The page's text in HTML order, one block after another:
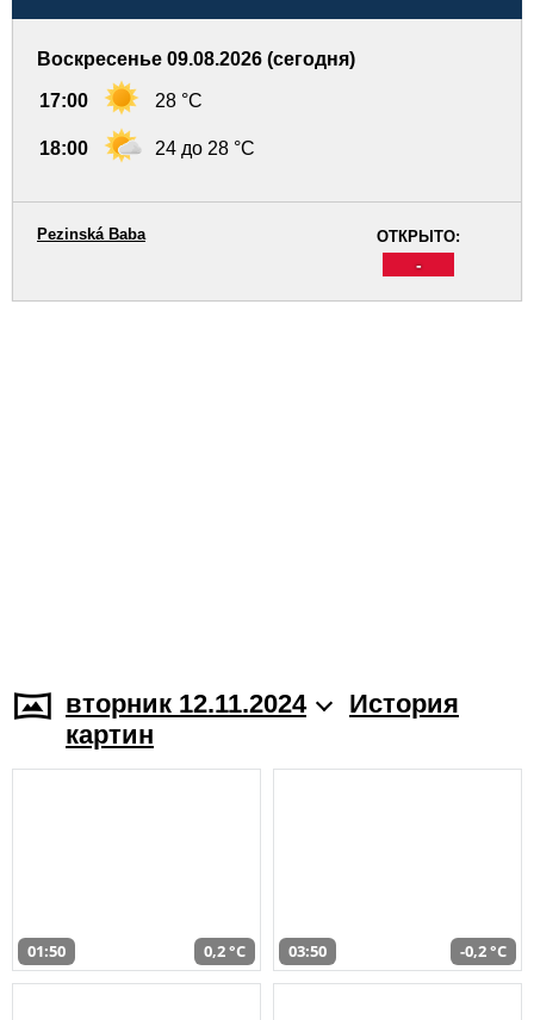
Воскресенье 09.08.2026 (сегодня)
17:00 28 °C
18:00 24 до 28 °C
ОТКРЫТО:
-
Pezinská Baba
вторник 12.11.2024
История
картин
01:50 0,2 °C 03:50 -0,2 °C